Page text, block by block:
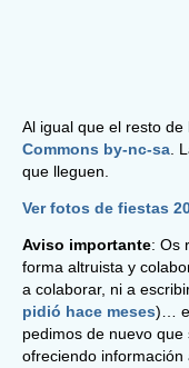
Al igual que el resto
Commons by-nc-sa.
que lleguen.
Ver fotos de fiestas
Aviso importante: Os
forma altruista y
a colaborar, ni a
pidió hace meses)…
pedimos de nuevo
ofreciendo